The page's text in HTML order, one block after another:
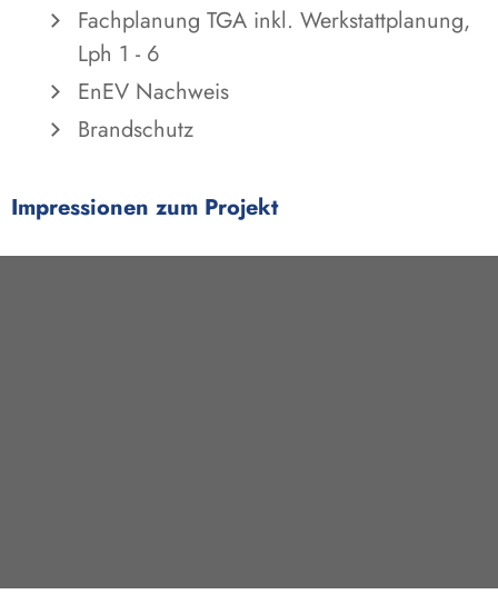
Fachplanung TGA inkl. Werkstattplanung,
Lph 1 - 6
EnEV Nachweis
Brandschutz
Impressionen zum Projekt